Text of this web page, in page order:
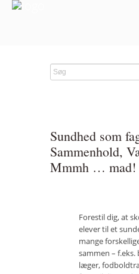
FORSKNING
Sundhed som
Sammenhold,
Mmmh … mad!
Forestil dig, at
elever til et
mange
sammen –
læger,